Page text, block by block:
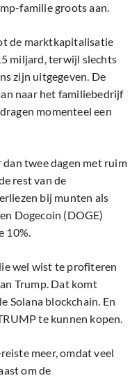
familie groots aan.
de marktkapitalisatie
miljard, terwijl slechts
zijn uitgegeven. De
naar het familiebedrijf
momenteel een
twee dagen met ruim
rest van de
bij munten als
Dogecoin (DOGE)
10%.
wel wist te profiteren
Trump. Dat komt
Solana blockchain. En
te kunnen kopen.
meer, omdat veel
om de